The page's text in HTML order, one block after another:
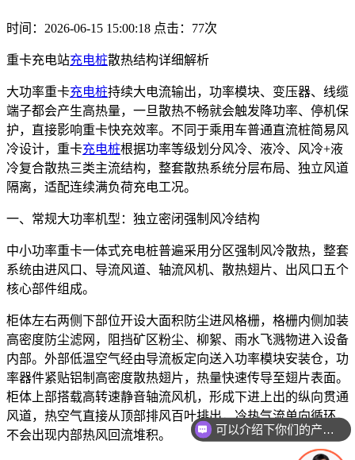
时间：2026-06-15 15:00:18 点击：77次
重卡充电站充电桩散热结构详细解析
大功率重卡充电桩持续大电流输出，功率模块、变压器、线缆
端子都会产生高热量，一旦散热不畅就会触发降功率、停机保
护，直接影响重卡快充效率。不同于乘用车普通直流桩简易风
冷设计，重卡充电桩根据功率等级划分风冷、液冷、风冷+液
冷复合散热三类主流结构，整套散热系统分层布局、独立风道
隔离，适配连续满负荷充电工况。
一、常规大功率机型：独立密闭强制风冷结构
中小功率重卡一体式充电桩普遍采用分区强制风冷散热，整套
系统由进风口、导流风道、轴流风机、散热翅片、出风口五个
核心部件组成。
柜体左右两侧下部位开设大面积防尘进风格栅，格栅内侧加装
高密度防尘滤网，阻挡矿区粉尘、柳絮、雨水飞溅物进入设备
内部。外部低温空气经由导流板定向送入功率模块安装仓，功
率器件紧贴铝制高密度散热翅片，热量快速传导至翅片表面。
柜体上部搭载高转速静音轴流风机，形成下进上出的纵向贯通
风道，热空气直接从顶部排风百叶排出，冷热气流单向循环，
不会出现内部热风回流堆积。
可以介绍下你们的产品么